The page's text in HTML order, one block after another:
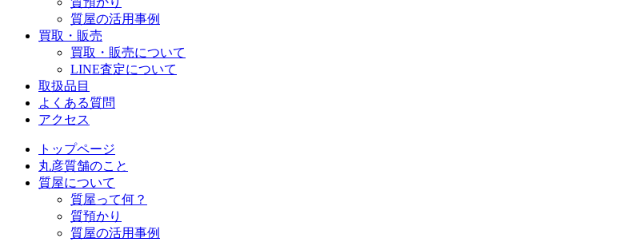
質屋の活用事例
買取・販売
買取・販売について
LINE査定について
取扱品目
よくある質問
アクセス
トップページ
丸彦質舗のこと
質屋について
質屋って何？
質預かり
質屋の活用事例